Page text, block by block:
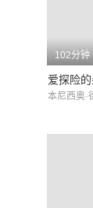
102分钟
爱探险